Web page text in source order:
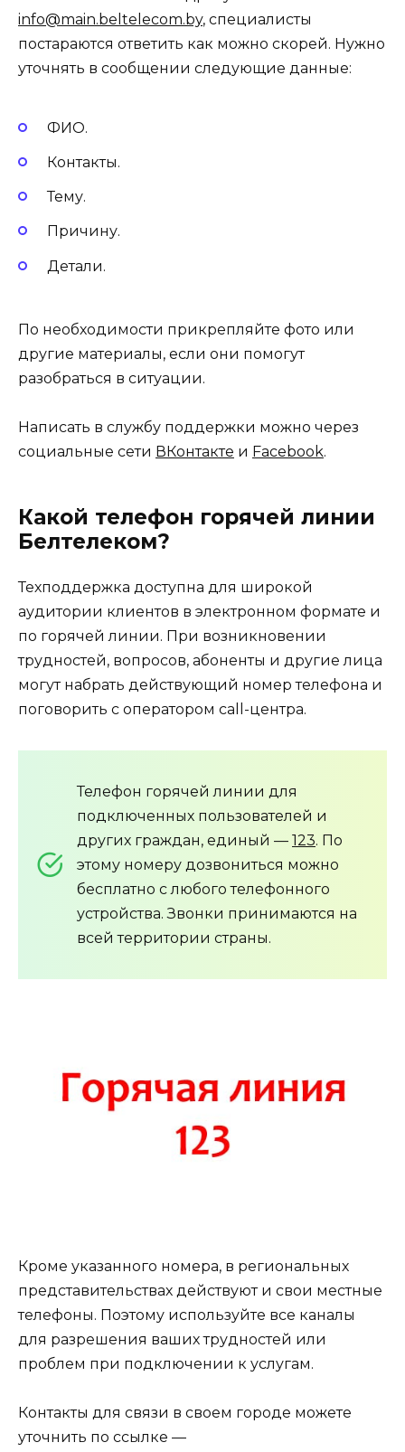
info@main.beltelecom.by, специалисты
постараются ответить как можно скорей. Нужно
уточнять в сообщении следующие данные:
ФИО.
Контакты.
Тему.
Причину.
Детали.
По необходимости прикрепляйте фото или
другие материалы, если они помогут
разобраться в ситуации.
Написать в службу поддержки можно через
социальные сети ВКонтакте и Facebook.
Какой телефон горячей линии
Белтелеком?
Техподдержка доступна для широкой
аудитории клиентов в электронном формате и
по горячей линии. При возникновении
трудностей, вопросов, абоненты и другие лица
могут набрать действующий номер телефона и
поговорить с оператором call-центра.
Телефон горячей линии для
подключенных пользователей и
других граждан, единый — 123. По
этому номеру дозвониться можно
бесплатно с любого телефонного
устройства. Звонки принимаются на
всей территории страны.
Кроме указанного номера, в региональных
представительствах действуют и свои местные
телефоны. Поэтому используйте все каналы
для разрешения ваших трудностей или
проблем при подключении к услугам.
Контакты для связи в своем городе можете
уточнить по ссылке —